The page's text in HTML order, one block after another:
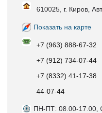
610025, г. Киров,
Показать на карте
+7 (963) 888-67-32
+7 (912) 734-07-44
+7 (8332) 41-17-38
44-07-44
ПН-ПТ: 08.00-17.00,